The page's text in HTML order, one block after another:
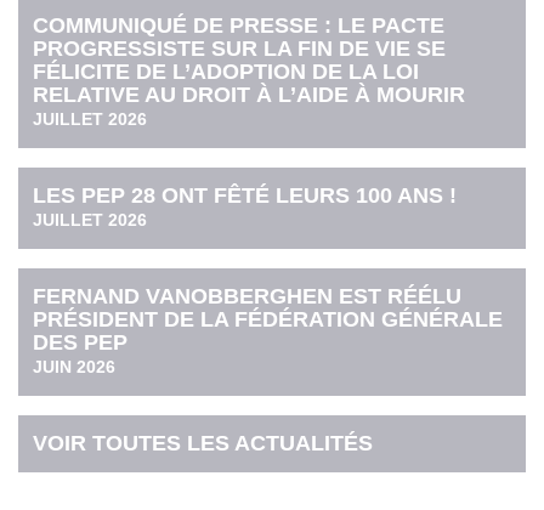
COMMUNIQUÉ DE PRESSE : LE PACTE
PROGRESSISTE SUR LA FIN DE VIE SE
FÉLICITE DE L’ADOPTION DE LA LOI
RELATIVE AU DROIT À L’AIDE À MOURIR
JUILLET 2026
LES PEP 28 ONT FÊTÉ LEURS 100 ANS !
JUILLET 2026
FERNAND VANOBBERGHEN EST RÉÉLU
PRÉSIDENT DE LA FÉDÉRATION GÉNÉRALE
DES PEP
JUIN 2026
VOIR TOUTES LES ACTUALITÉS